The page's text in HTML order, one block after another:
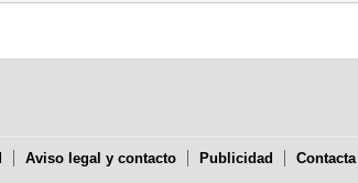
Aviso legal y contacto Publicidad Contacta